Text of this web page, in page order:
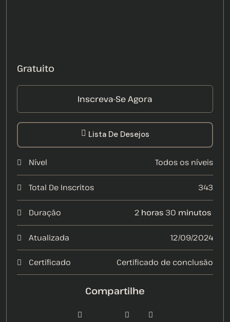
Gratuito
Inscreva-Se Agora
Lista De Desejos
Nível Todos os níveis
Total De Inscritos 343
Duração 2 horas 30 minutos
Atualizada 12/09/2024
Certificado Certificado de conclusão